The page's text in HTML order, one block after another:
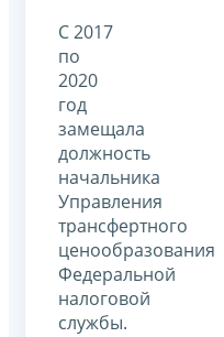
С 2017
по
2020
год
замещала
должность
начальника
Управления
трансфертного
ценообразования
Федеральной
налоговой
службы.